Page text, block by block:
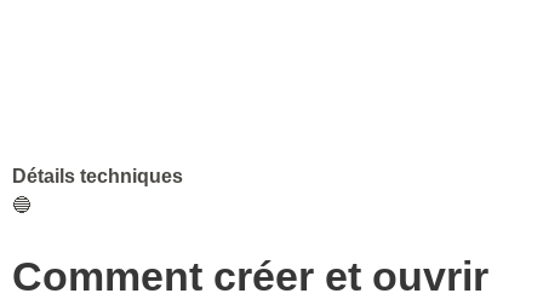
Détails techniques
🔵
Comment créer et ouvrir